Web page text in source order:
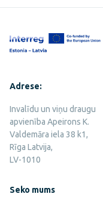
Adrese:
Invalīdu un viņu draugu
apvienība Apeirons K.
Valdemāra iela 38 k1,
Rīga Latvija,
LV-1010
Seko mums